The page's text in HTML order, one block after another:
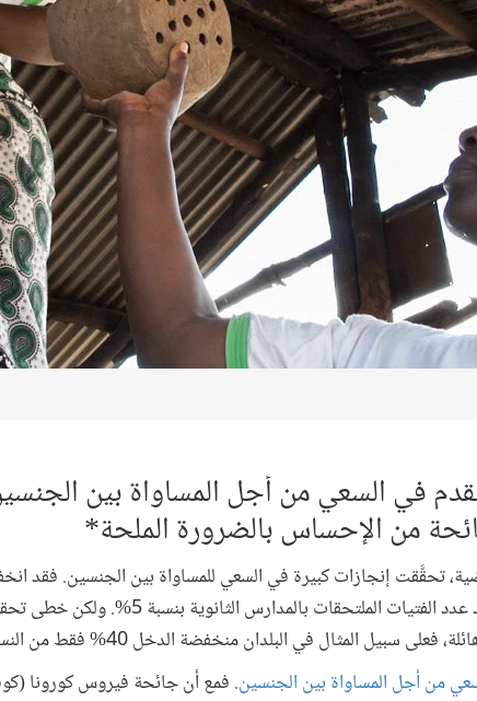
في السعي من أجل المساواة بين
من الإحساس بالضرورة الملحة*
تحقَّقت إنجازات كبيرة في السعي للمساواة بين الجنسين. فقد
10% على مستوى العالم، وزاد عدد الفتيات
في البلدان منخفضة الدخل 40% فقط من النساء يشاركن في سوق العمل.
من أجل المساواة بين الجنسين